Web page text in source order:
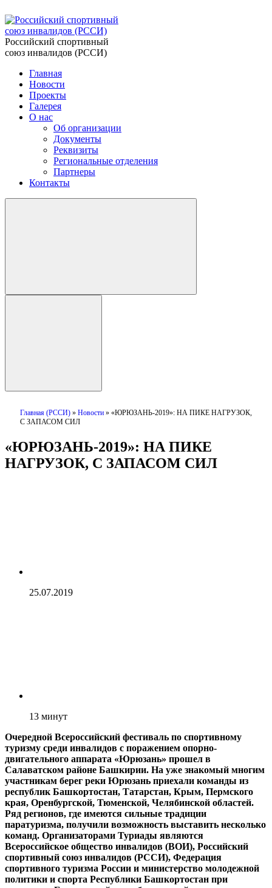
Российский спортивный
союз инвалидов (РССИ)
Главная
Новости
Проекты
Галерея
О нас
Об организации
Документы
Реквизиты
Региональные отделения
Партнеры
Контакты
Главная (РССИ) » Новости » «ЮРЮЗАНЬ-2019»: НА ПИКЕ НАГРУЗОК,
С ЗАПАСОМ СИЛ
«ЮРЮЗАНЬ-2019»: НА ПИКЕ
НАГРУЗОК, С ЗАПАСОМ СИЛ
25.07.2019
13 минут
Очередной Всероссийский фестиваль по спортивному
туризму среди инвалидов c поражением опорно-
двигательного аппарата «Юрюзань» прошел в
Салаватском районе Башкирии. На уже знакомый многим
участникам берег реки Юрюзань приехали команды из
республик Башкортостан, Татарстан, Крым, Пермского
края, Оренбургской, Тюменской, Челябинской областей.
Ряд регионов, где имеются сильные традиции
паратуризма, получили возможность выставить несколько
команд. Организаторами Туриады являются
Всероссийское общество инвалидов (ВОИ), Российский
спортивный союз инвалидов (РССИ), Федерация
спортивного туризма России и министерство молодежной
политики и спорта Республики Башкортостан при